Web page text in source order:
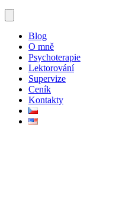
Blog
O mně
Psychoterapie
Lektorování
Supervize
Ceník
Kontakty